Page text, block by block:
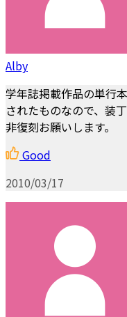
Alby
学年誌掲載作品の単行
されたものなので、装
非復刻お願いします。
Good
2010/03/17